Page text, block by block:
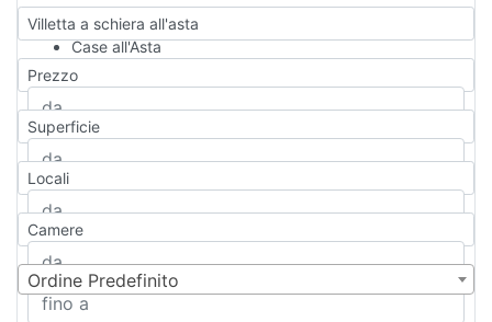
Villetta a schiera all'asta
Case all'Asta
Qualsiasi
Appartamento
Casa indipendente
Casa Semi-indipendente
Attico/Mansarda
Rustico/Casale
Camera d'Albergo
Multiproprietà
Prezzo
Superficie
Locali
Camere
Ordine Predefinito